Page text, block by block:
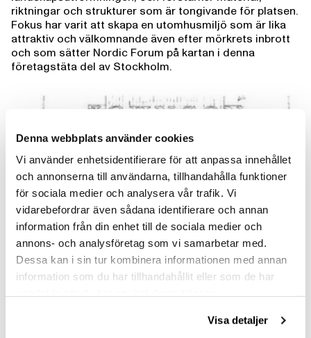
Denna webbplats använder cookies
Vi använder enhetsidentifierare för att anpassa innehållet
och annonserna till användarna, tillhandahålla funktioner
för sociala medier och analysera vår trafik. Vi
vidarebefordrar även sådana identifierare och annan
information från din enhet till de sociala medier och
annons- och analysföretag som vi samarbetar med.
Dessa kan i sin tur kombinera informationen med annan
information som du har tillhandahållit eller som de har
Visa detaljer
riktningar och strukturer som är tongivande för platsen.
Fokus har varit att skapa en utomhusmiljö som är lika
attraktiv och välkomnande även efter mörkrets inbrott
och som sätter Nordic Forum på kartan i denna
företagstäta del av Stockholm.
En del av de befintliga fönstren har bytts mot nya, utan